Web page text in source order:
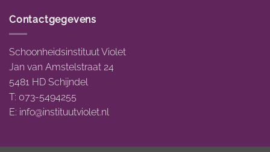
Contactgegevens
Schoonheidsinstituut Violet
Jan van Amstelstraat 24
5481 HD Schijndel
T: 073-5494255
E: info@instituutviolet.nl